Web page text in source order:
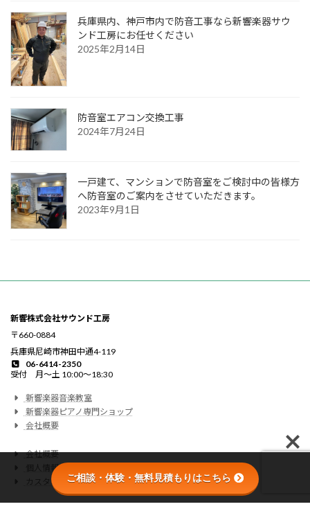
兵庫県内、神戸市内で防音工事なら新響楽器サウ
ンド工房にお任せください
2025年2月14日
防音室エアコン交換工事
2024年7月24日
一戸建て、マンションで防音室をご検討中の皆様方
へ防音室のご案内をさせていただきます。
2023年9月1日
新響株式会社サウンド工房
〒660-0884
兵庫県尼崎市神田中通4-119
06-6414-2350
受付 月〜土 10:00〜18:30
新響楽器音楽教室
新響楽器ピアノ専門ショップ
会社概要
会社概要
個人情報の取り扱いについて
カスタマーハラスメントに関する基本方針
ご相談・体験・無料見積もりはこちら